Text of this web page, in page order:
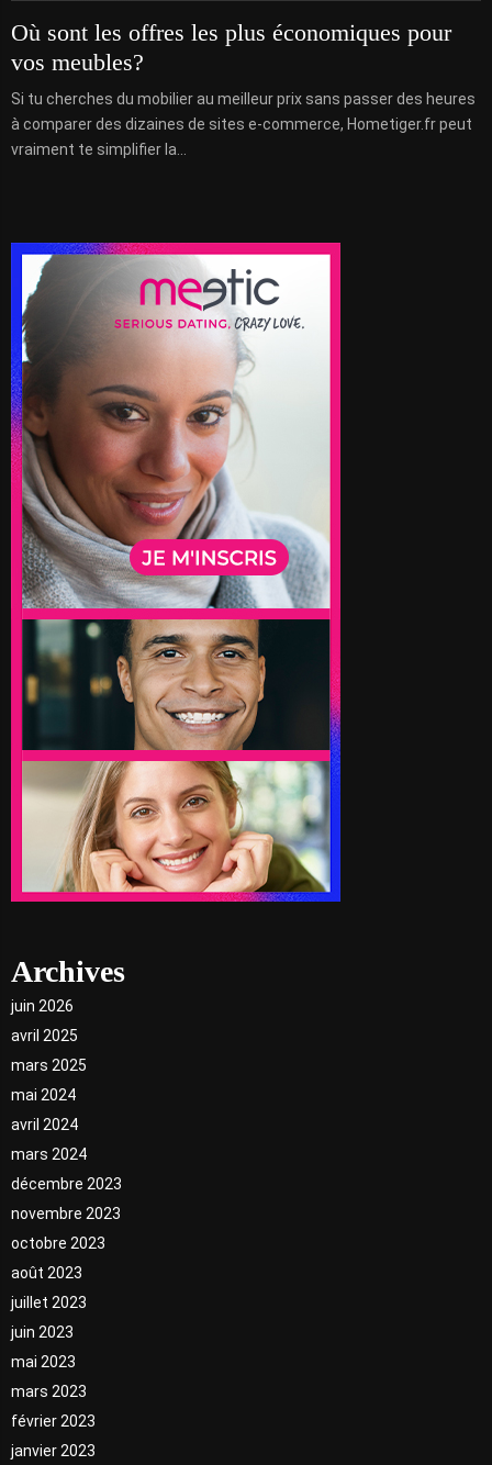
Où sont les offres les plus économiques pour
vos meubles?
Si tu cherches du mobilier au meilleur prix sans passer des heures
à comparer des dizaines de sites e-commerce, Hometiger.fr peut
vraiment te simplifier la...
Archives
juin 2026
avril 2025
mars 2025
mai 2024
avril 2024
mars 2024
décembre 2023
novembre 2023
octobre 2023
août 2023
juillet 2023
juin 2023
mai 2023
mars 2023
février 2023
janvier 2023